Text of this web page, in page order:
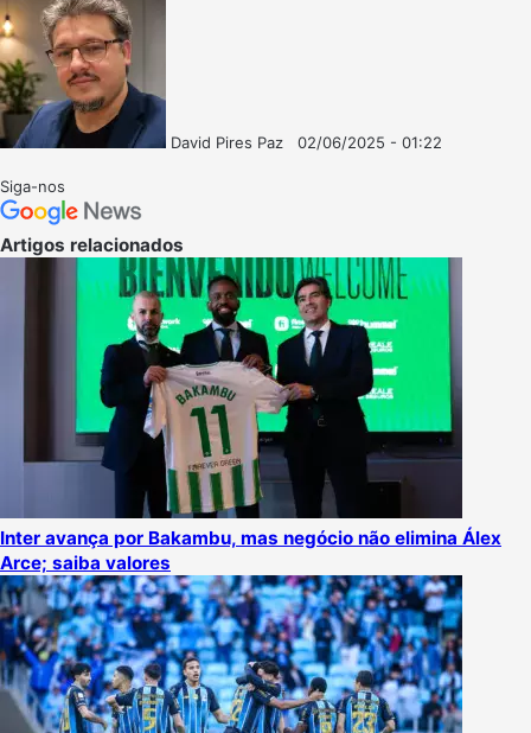
David Pires Paz
02/06/2025 - 01:22
Siga-nos
Artigos relacionados
Inter avança por Bakambu, mas negócio não elimina Álex
Arce; saiba valores